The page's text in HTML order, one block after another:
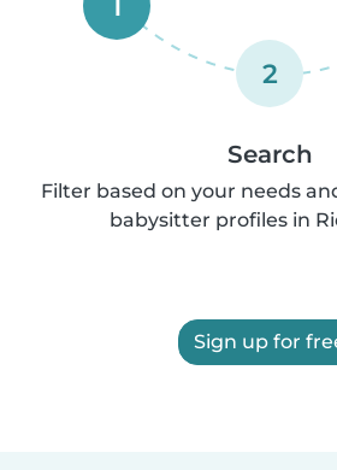
2
Search
Filter based on your needs
babysitter profiles in
Sign up for